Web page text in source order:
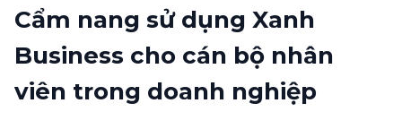
Cẩm nang sử dụng Xanh
Business cho cán bộ nhân
viên trong doanh nghiệp